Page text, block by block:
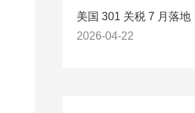
2026-04-22